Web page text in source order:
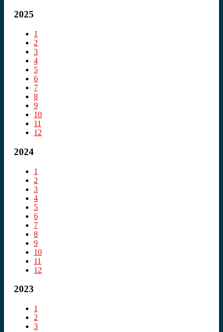
2025
1
2
3
4
5
6
7
8
9
10
11
12
2024
1
2
3
4
5
6
7
8
9
10
11
12
2023
1
2
3